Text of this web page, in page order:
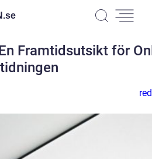
se
Framtidsutsikt för